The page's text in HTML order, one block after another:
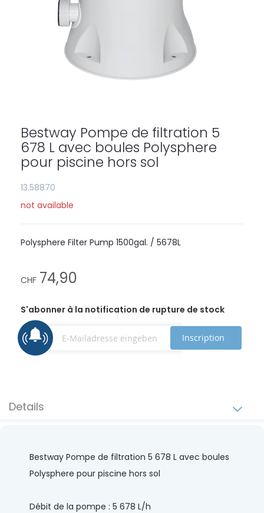
Bestway Pompe de filtration 5
678 L avec boules Polysphere
pour piscine hors sol
13.58870
not available
Polysphere Filter Pump 1500gal. / 5678L
CHF 74,90
S'abonner à la notification de rupture de stock
Inscription
beginning
the
images
Details
Bestway Pompe de filtration 5 678 L avec boules
Polysphere pour piscine hors sol
Débit de la pompe : 5 678 L/h